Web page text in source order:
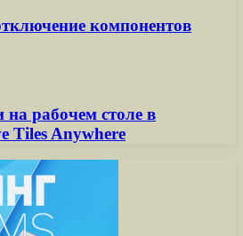
компонентов
рабочем столе в
Tiles Anywhere